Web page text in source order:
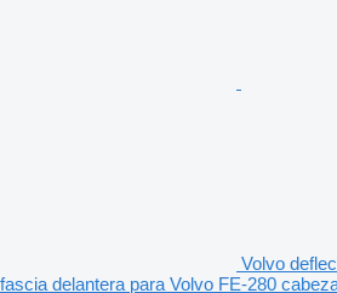
Volvo
fascia delantera para Volvo FE-280